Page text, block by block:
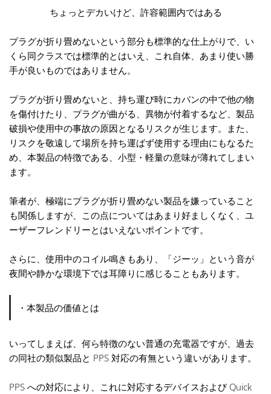
ちょっとデカいけど、許容範囲内ではある
プラグが折り畳めないという部分も標準的な仕上がりで、い
くら同クラスでは標準的とはいえ、これ自体、あまり使い勝
手が良いものではありません。
プラグが折り畳めないと、持ち運び時にカバンの中で他の物
を傷付けたり、プラグが曲がる、異物が付着するなど、製品
破損や使用中の事故の原因となるリスクが生じます。また、
リスクを敬遠して場所を持ち運ばず使用する理由にもなるた
め、本製品の特徴である、小型・軽量の意味が薄れてしまい
ます。
筆者が、極端にプラグが折り畳めない製品を嫌っていること
も関係しますが、この点についてはあまり好ましくなく、ユ
ーザーフレンドリーとはいえないポイントです。
さらに、使用中のコイル鳴きもあり、「ジーッ」という音が
夜間や静かな環境下では耳障りに感じることもあります。
・本製品の価値とは
いってしまえば、何ら特徴のない普通の充電器ですが、過去
の同社の類似製品と PPS 対応の有無という違いがあります。
PPS への対応により、これに対応するデバイスおよび Quick